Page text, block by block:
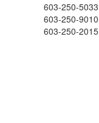
603-250-5033
603-250-9010
603-250-2015